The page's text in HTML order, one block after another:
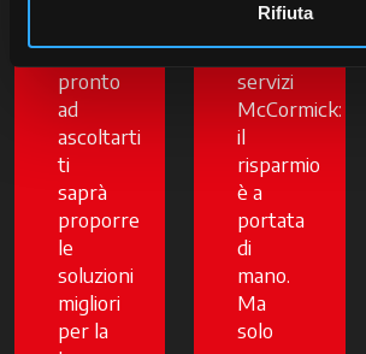
Rifiuta
esperto
pronto
ad
ascoltarti
ti
saprà
proporre
le
soluzioni
migliori
per la
trattori
e i
servizi
McCormick:
il
risparmio
è a
portata
di
mano.
Ma
solo